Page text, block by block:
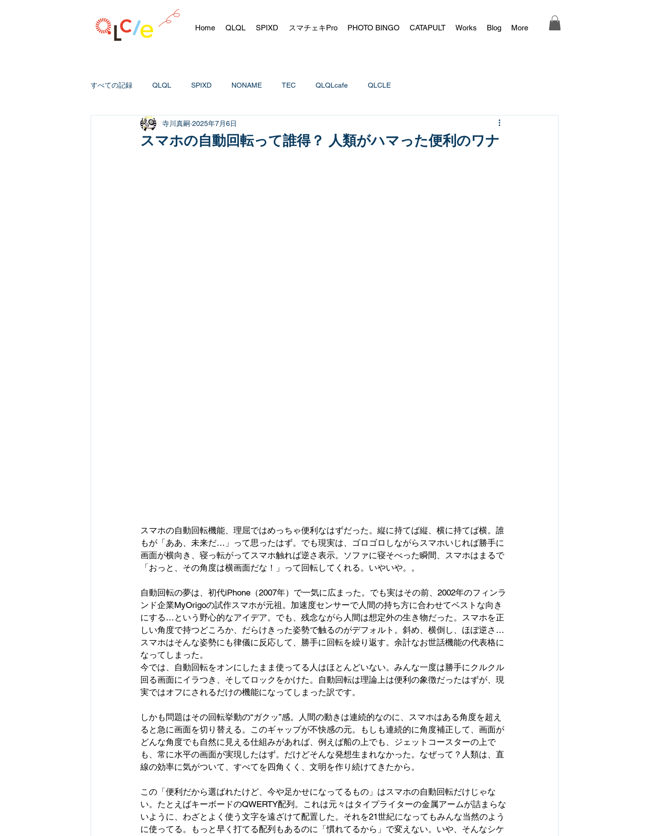
Home QLQL SPIXD スマチェキPro PHOTO BINGO CATAPULT Works Blog More
すべての記録 QLQL SPIXD NONAME TEC QLQLcafe QLCLE
スマホの自動回転って誰得？ 人類がハマった便利のワナ
寺川真嗣 2025年7月6日
スマホの自動回転機能、理屈ではめっちゃ便利なはずだった。縦に持てば縦、横に持てば横。誰
もが「ああ、未来だ…」って思ったはず。でも現実は、ゴロゴロしながらスマホいじれば勝手に
画面が横向き、寝っ転がってスマホ触れば逆さ表示。ソファに寝そべった瞬間、スマホはまるで
「おっと、その角度は横画面だな！」って回転してくれる。いやいや。。
自動回転の夢は、初代iPhone（2007年）で一気に広まった。でも実はその前、2002年のフィンラ
ンド企業MyOrigoの試作スマホが元祖。加速度センサーで人間の持ち方に合わせてベストな向き
にする…という野心的なアイデア。でも、残念ながら人間は想定外の生き物だった。スマホを正
しい角度で持つどころか、だらけきった姿勢で触るのがデフォルト。斜め、横倒し、ほぼ逆さ…
スマホはそんな姿勢にも律儀に反応して、勝手に回転を繰り返す。余計なお世話機能の代表格に
なってしまった。
今では、自動回転をオンにしたまま使ってる人はほとんどいない。みんな一度は勝手にクルクル
回る画面にイラつき、そしてロックをかけた。自動回転は理論上は便利の象徴だったはずが、現
実ではオフにされるだけの機能になってしまった訳です。
しかも問題はその回転挙動の“ガクッ”感。人間の動きは連続的なのに、スマホはある角度を超え
ると急に画面を切り替える。このギャップが不快感の元。もしも連続的に角度補正して、画面が
どんな角度でも自然に見える仕組みがあれば、例えば船の上でも、ジェットコースターの上で
も、常に水平の画面が実現したはず。だけどそんな発想生まれなかった。なぜって？人類は、直
線の効率に気がついて、すべてを四角くく、文明を作り続けてきたから。
この「便利だから選ばれたけど、今や足かせになってるもの」はスマホの自動回転だけじゃな
い。たとえばキーボードのQWERTY配列。これは元々はタイプライターの金属アームが詰まらな
いように、わざとよく使う文字を遠ざけて配置した。それを21世紀になってもみんな当然のよう
に使ってる。もっと早く打てる配列もあるのに「慣れてるから」で変えない。いや、そんなシケ